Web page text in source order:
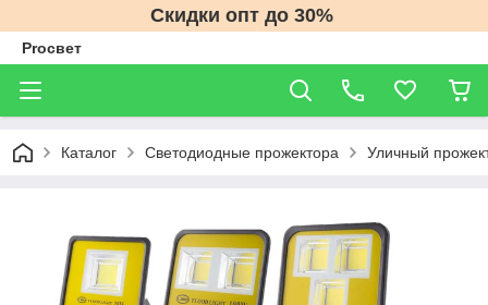
Скидки опт до 30%
Proсвет
Каталог Светодиодные прожектора Уличный